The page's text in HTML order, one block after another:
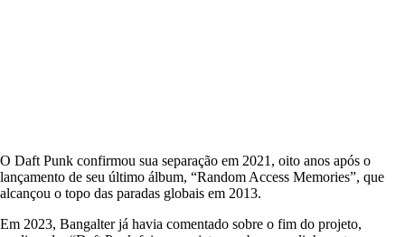
O Daft Punk confirmou sua separação em 2021, oito anos após o
lançamento de seu último álbum, “Random Access Memories”, que
alcançou o topo das paradas globais em 2013.
Em 2023, Bangalter já havia comentado sobre o fim do projeto,